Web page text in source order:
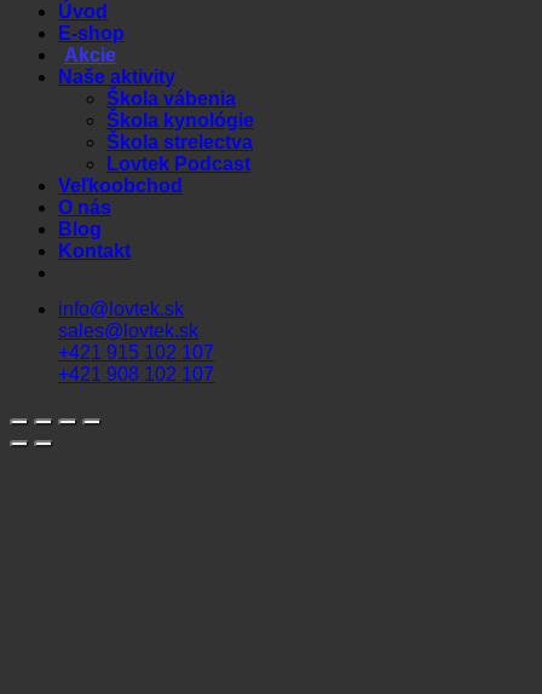
Úvod
E-shop
Akcie
Naše aktivity
Škola vábenia
Škola kynológie
Škola strelectva
Lovtek Podcast
Veľkoobchod
O nás
Blog
Kontakt
info@lovtek.sk
sales@lovtek.sk
+421 915 102 107
+421 908 102 107